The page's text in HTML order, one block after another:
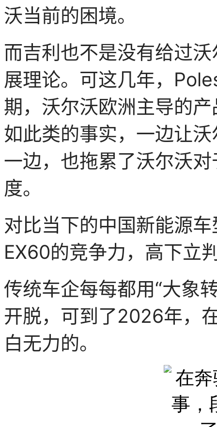
沃当前的困境。
而吉利也不是没有给过
展理论。可这几年，
期，沃尔沃欧洲主导的
如此类的事实，一边让
一边，也拖累了沃尔沃
度。
对比当下的中国新能源
EX60的竞争力，高下立
传统车企每每都用“大象
开脱，可到了2026年，
白无力的。